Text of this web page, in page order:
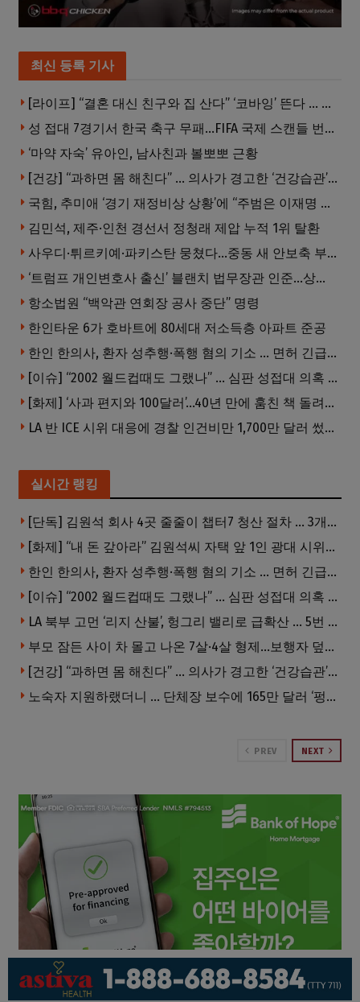
최신 등록 기사
[라이프] “결혼 대신 친구와 집 산다” ‘코바잉’ 뜬다 … 내 집 마련 공식 바뀌었다
성 접대 7경기서 한국 축구 무패…FIFA 국제 스캔들 번지나
‘마약 자숙’ 유아인, 남사친과 볼뽀뽀 근황
[건강] “과하면 몸 해친다” … 의사가 경고한 ‘건강습관’ 5가지
국힘, 추미애 ‘경기 재정비상 상황’에 “주범은 이재명 전 지사”
김민석, 제주·인천 경선서 정청래 제압 누적 1위 탈환
사우디·튀르키예·파키스탄 뭉쳤다…중동 새 안보축 부상하나
‘트럼프 개인변호사 출신’ 블랜치 법무장관 인준…상원 50대49 가결
항소법원 “백악관 연회장 공사 중단” 명령
한인타운 6가 호바트에 80세대 저소득층 아파트 준공
한인 한의사, 환자 성추행·폭행 혐의 기소 … 면허 긴급정지
[이슈] “2002 월드컵때도 그랬나” … 심판 성접대 의혹 해외로 일파만파, 4강 신화까지 불똥
[화제] ‘사과 편지와 100달러’…40년 만에 훔친 책 돌려준 절도범
LA 반 ICE 시위 대응에 경찰 인건비만 1,700만 달러 썼다.
실시간 랭킹
[단독] 김원석 회사 4곳 줄줄이 챕터7 청산 절차 … 3개 법인 같은 날 동시 파산 신청
[화제] “내 돈 갚아라” 김원석씨 자택 앞 1인 광대 시위 … 한인 투자사, “108만 달러 못받아”
한인 한의사, 환자 성추행·폭행 혐의 기소 … 면허 긴급정지
[이슈] “2002 월드컵때도 그랬나” … 심판 성접대 의혹 해외로 일파만파, 4강 신화까지 불똥
LA 북부 고먼 ‘리지 산불’, 헝그리 밸리로 급확산 … 5번 Fwy 양방향 전면 폐쇄
부모 잠든 사이 차 몰고 나온 7살·4살 형제…보행자 덮쳐 중태
[건강] “과하면 몸 해친다” … 의사가 경고한 ‘건강습관’ 5가지
노숙자 지원하랬더니 … 단체장 보수에 165만 달러 ‘펑펑’
PREV NEXT